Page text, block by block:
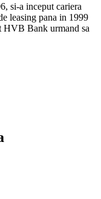
si-a inceput cariera
leasing pana in 1999
HVB Bank urmand sa